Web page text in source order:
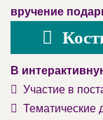
вручение
В
Участие в
Тематические